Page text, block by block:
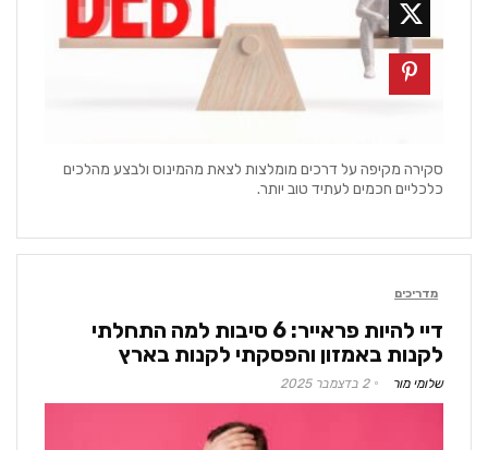
סקירה מקיפה על דרכים מומלצות לצאת מהמינוס ולבצע מהלכים
כלכליים חכמים לעתיד טוב יותר.
מדריכים
דיי להיות פראייר: 6 סיבות למה התחלתי
לקנות באמזון והפסקתי לקנות בארץ
שלומי מור 2 בדצמבר 2025